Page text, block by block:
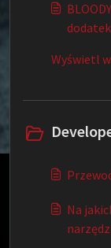
dodatek
Wyświetl
Na
Ta baza wiedzy
odpowiedniej
cookie HTTP w